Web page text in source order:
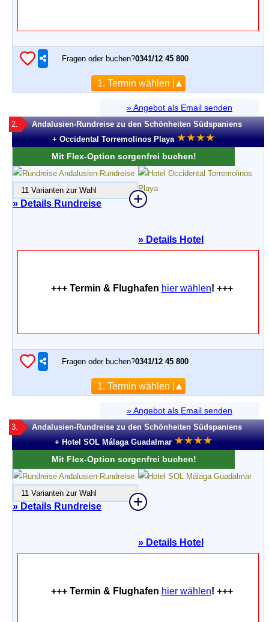
Fragen oder buchen?0341/12 45 800
1. Termin wählen |
» Angebot als Email senden
2.
Andalusien-Rundreise zu den Schönheiten Südspaniens
+ Occidental Torremolinos Playa ★★★★
Mit Flex-Option sorgenfrei buchen!
» Details Rundreise
11 Varianten zur Wahl
» Details Hotel
+++ Termin & Flughafen hier wählen! +++
Fragen oder buchen?0341/12 45 800
1. Termin wählen |
» Angebot als Email senden
3.
Andalusien-Rundreise zu den Schönheiten Südspaniens
+ Hotel SOL Málaga Guadalmar ★★★★
Mit Flex-Option sorgenfrei buchen!
» Details Rundreise
11 Varianten zur Wahl
» Details Hotel
+++ Termin & Flughafen hier wählen! +++